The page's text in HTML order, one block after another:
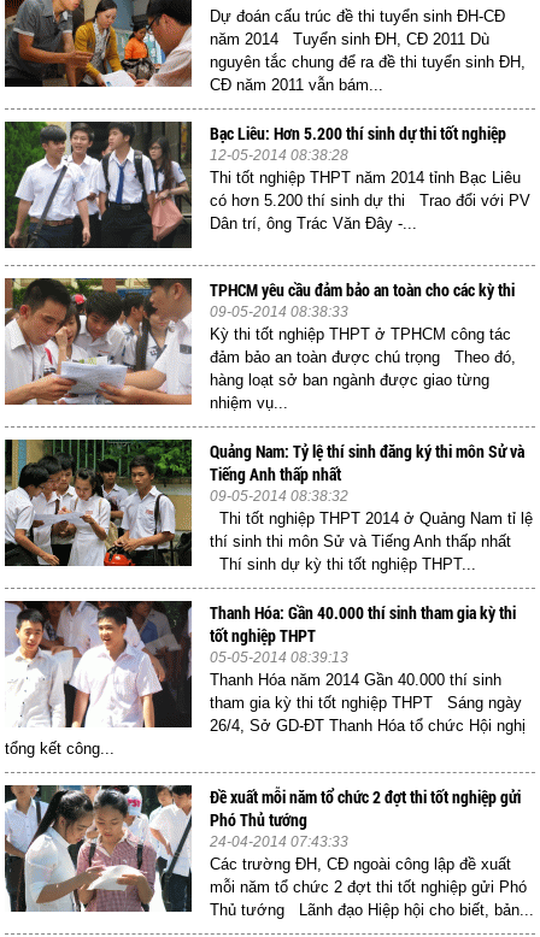
Dự đoán cấu trúc đề thi tuyển sinh ĐH-CĐ
năm 2014 Tuyển sinh ĐH, CĐ 2011 Dù
nguyên tắc chung để ra đề thi tuyển sinh ĐH,
CĐ năm 2011 vẫn bám...
Bạc Liêu: Hơn 5.200 thí sinh dự thi tốt nghiệp
12-05-2014 08:38:28
Thi tốt nghiệp THPT năm 2014 tỉnh Bạc Liêu
có hơn 5.200 thí sinh dự thi Trao đổi với PV
Dân trí, ông Trác Văn Đây -...
TPHCM yêu cầu đảm bảo an toàn cho các kỳ thi
09-05-2014 08:38:33
Kỳ thi tốt nghiệp THPT ở TPHCM công tác
đảm bảo an toàn được chú trọng Theo đó,
hàng loạt sở ban ngành được giao từng
nhiệm vụ...
Quảng Nam: Tỷ lệ thí sinh đăng ký thi môn Sử và
Tiếng Anh thấp nhất
09-05-2014 08:38:32
Thi tốt nghiệp THPT 2014 ở Quảng Nam tỉ lệ
thí sinh thi môn Sử và Tiếng Anh thấp nhất
Thí sinh dự kỳ thi tốt nghiệp THPT...
Thanh Hóa: Gần 40.000 thí sinh tham gia kỳ thi
tốt nghiệp THPT
05-05-2014 08:39:13
Thanh Hóa năm 2014 Gần 40.000 thí sinh
tham gia kỳ thi tốt nghiệp THPT Sáng ngày
26/4, Sở GD-ĐT Thanh Hóa tổ chức Hội nghị
tổng kết công...
Đề xuất mỗi năm tổ chức 2 đợt thi tốt nghiệp gửi
Phó Thủ tướng
24-04-2014 07:43:33
Các trường ĐH, CĐ ngoài công lập đề xuất
mỗi năm tổ chức 2 đợt thi tốt nghiệp gửi Phó
Thủ tướng Lãnh đạo Hiệp hội cho biết, bản...